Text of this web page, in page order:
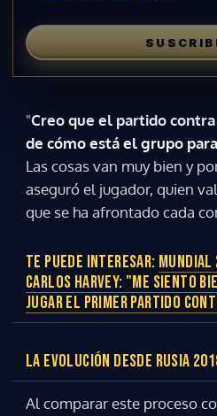
"Creo que el partido
de cómo está el grupo
Las cosas van muy bien y
aseguró el jugador, quien
que se ha afrontado cada
TE PUEDE INTERESAR: MUNDIAL
CARLOS HARVEY: "ME SIENTO
JUGAR EL PRIMER PARTIDO
LA EVOLUCIÓN DESDE RUSIA
Al comparar este proceso